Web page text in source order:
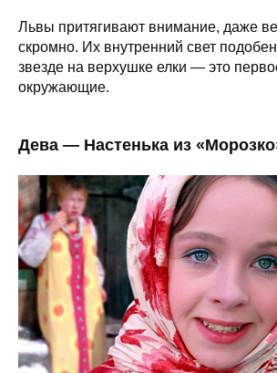
Львы притягивают внимание, даже
скромно. Их внутренний свет
звезде на верхушке елки — это
окружающие.
Дева — Настенька из